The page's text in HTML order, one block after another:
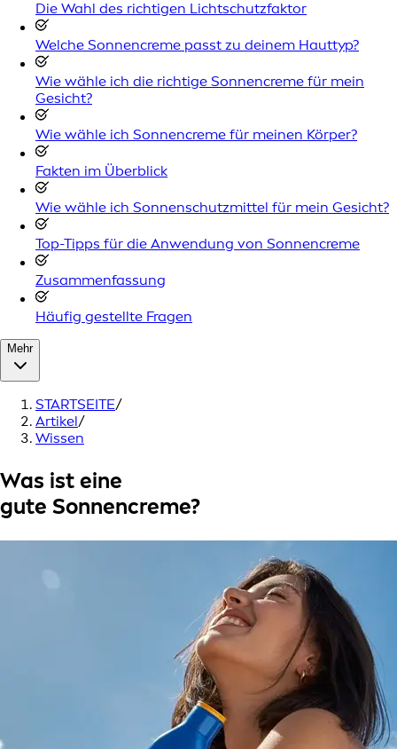
Die Wahl des richtigen Lichtschutzfaktor
Welche Sonnencreme passt zu deinem Hauttyp?
Wie wähle ich die richtige Sonnencreme für mein
Gesicht?
Wie wähle ich Sonnencreme für meinen Körper?
Fakten im Überblick
Wie wähle ich Sonnenschutzmittel für mein Gesicht?
Top-Tipps für die Anwendung von Sonnencreme
Zusammenfassung
Häufig gestellte Fragen
Mehr
STARTSEITE/
Artikel/
Wissen
Was ist eine
gute Sonnencreme?